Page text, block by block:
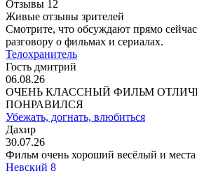
Отзывы 12
Живые отзывы зрителей
Смотрите, что обсуждают прямо
разговору о фильмах и сериалах.
Телохранитель
Гость дмитрий
06.08.26
ОЧЕНЬ КЛАССНЫЙ ФИЛЬМ
ПОНРАВИЛСЯ
Убежать, догнать, влюбиться
Дахир
30.07.26
Фильм очень хороший весёлый и места
Невский 8